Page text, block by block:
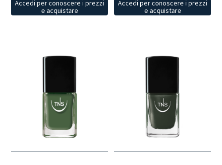
Accedi per conoscere i prezzi
e acquistare
Accedi per conoscere i prezzi
e acquistare